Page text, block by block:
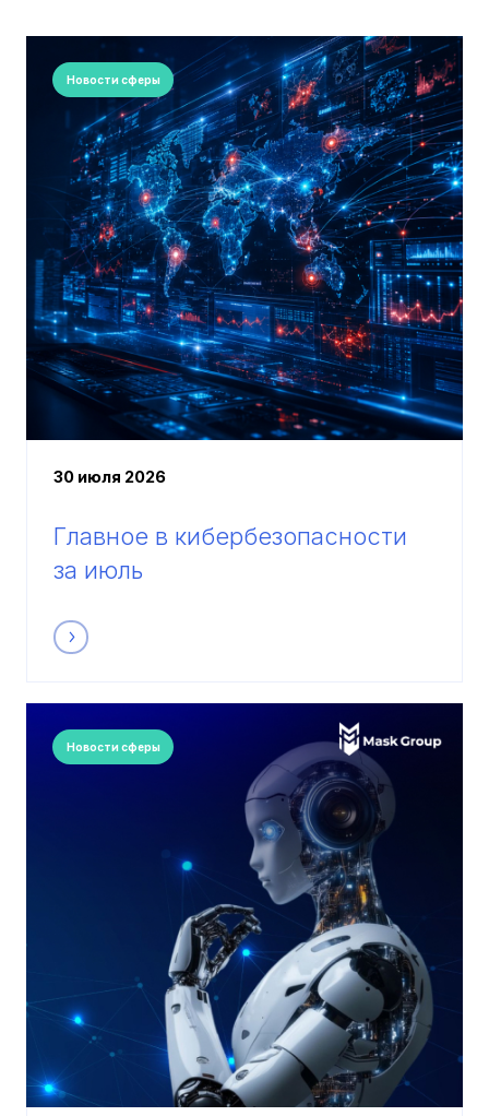
Новости сферы
30 июля 2026
Главное в кибербезопасности
за июль
Новости сферы